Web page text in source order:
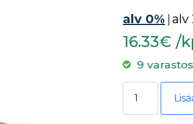
alv 0% |alv
16.33€ /
9
KOMELON